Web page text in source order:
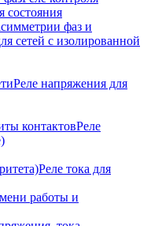
состояния
фаз и
сетей с изолированной
Реле напряжения для
контактовРеле
Реле тока для
работы и